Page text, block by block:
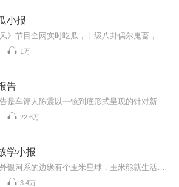
小报
1万
告
22.6万
学小报
3.4万